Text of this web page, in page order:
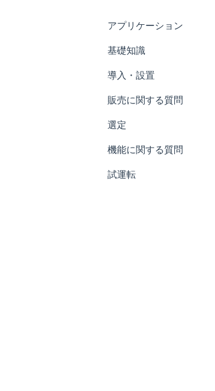
アプリケーション
基礎知識
導入・設置
販売に関する質問
選定
機能に関する質問
試運転